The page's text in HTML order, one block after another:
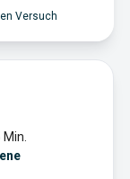
Versuch